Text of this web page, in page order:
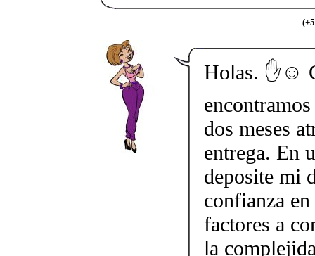
Holas. ✋☺️
dos meses
entrega. En
deposite mi
confianza
factores a
la